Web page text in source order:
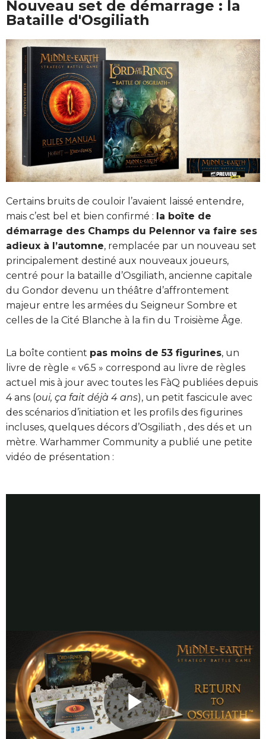
Nouveau set de démarrage : la
Bataille d'Osgiliath
Certains bruits de couloir l’avaient laissé entendre,
mais c’est bel et bien confirmé : la boîte de
démarrage des Champs du Pelennor va faire ses
adieux à l’automne, remplacée par un nouveau set
principalement destiné aux nouveaux joueurs,
centré pour la bataille d’Osgiliath, ancienne capitale
du Gondor devenu un théâtre d’affrontement
majeur entre les armées du Seigneur Sombre et
celles de la Cité Blanche à la fin du Troisième Âge.
La boîte contient pas moins de 53 figurines, un
livre de règle « v6.5 » correspond au livre de règles
actuel mis à jour avec toutes les FàQ publiées depuis
4 ans (oui, ça fait déjà 4 ans), un petit fascicule avec
des scénarios d’initiation et les profils des figurines
incluses, quelques décors d’Osgiliath , des dés et un
mètre. Warhammer Community a publié une petite
vidéo de présentation :